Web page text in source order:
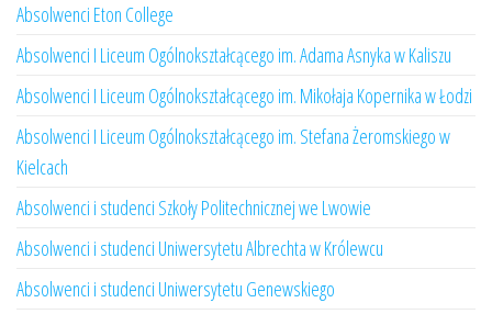
Absolwenci Eton College
Absolwenci I Liceum Ogólnokształcącego im. Adama Asnyka w Kaliszu
Absolwenci I Liceum Ogólnokształcącego im. Mikołaja Kopernika w Łodzi
Absolwenci I Liceum Ogólnokształcącego im. Stefana Żeromskiego w
Kielcach
Absolwenci i studenci Szkoły Politechnicznej we Lwowie
Absolwenci i studenci Uniwersytetu Albrechta w Królewcu
Absolwenci i studenci Uniwersytetu Genewskiego